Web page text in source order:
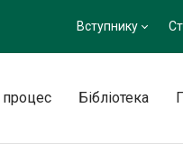
Вступнику
процес Бібліотека